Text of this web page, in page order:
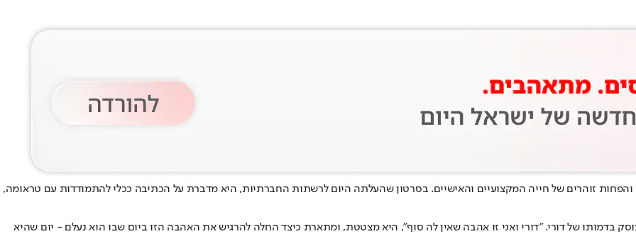
זוהרים של חייה המקצועיים והאישיים. בסרטון שהעלתה היום לרשתות החברתיות, היא מדברת על הכתיבה ככלי להתמודדות עם טראומה,
בדמותו של דורי. "דורי ואני זו אהבה שאין לה סוף", היא מצטטת, ומתארת כיצד החלה להרגיש את האהבה הזו ביום שבו הוא נעלם - יום שהיא